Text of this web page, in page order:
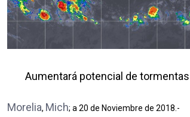
Aumentará potencial de tormentas
Morelia, Mich; a 20 de Noviembre de 2018.-